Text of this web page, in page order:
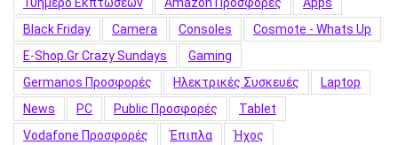
Black Friday
Camera Consoles
Cosmote - Whats Up
E-Shop.gr Crazy Sundays
Gaming
Germanos Προσφορές
Hλεκτρικές Συσκευές
Laptop
News
PC Public Προσφορές
Tablet
Vodafone Προσφορές
Έπιπλα
Ήχος